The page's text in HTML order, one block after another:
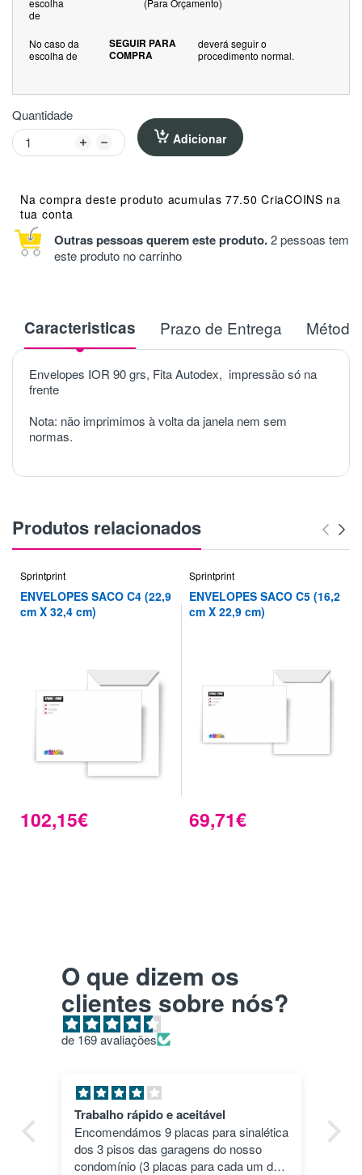
de
No caso da
escolha de
SEGUIR PARA
COMPRA
deverá seguir o
procedimento normal.
Quantidade
Adicionar
Na compra deste produto acumulas 77.50 CriaCOINS na
tua conta
Outras pessoas querem este produto.2 pessoas tem
este produto no carrinho
Caracteristicas Prazo de Entrega
Envelopes IOR 90 grs, Fita Autodex, impressão só na
frente
Nota: não imprimimos à volta da janela nem sem
normas.
Produtos relacionados
Sprintprint
ENVELOPES SACO C4 (22,9
cm X 32,4 cm)
102,15€
Sprintprint
ENVELOPES SACO C5 (16,2
cm X 22,9 cm)
69,71€
O que dizem os
clientes sobre nós?
de 169 avaliações
sinalética
cada um dos
Pla HD roxo
Top. Impressões correram às mil
maravilhas e a cor deu um toque
especial.